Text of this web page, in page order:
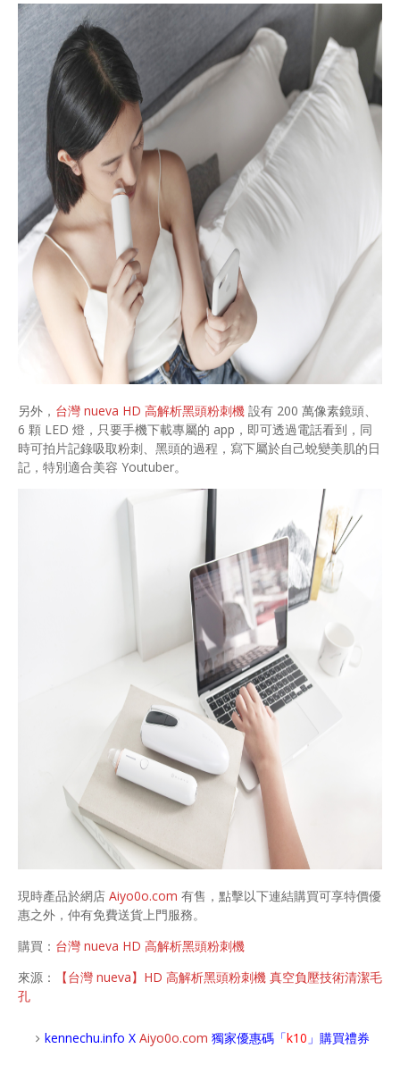
另外， 台灣 nueva HD 高解析黑頭粉刺機 設有 200 萬像素鏡頭、
6 顆 LED 燈，只要手機下載專屬的 app，即可透過電話看到，同
時可拍片記錄吸取粉刺、黑頭的過程，寫下屬於自己蛻變美肌的日
記，特別適合美容 Youtuber。
現時產品於網店 Aiyo0o.com 有售，點擊以下連結購買可享特價優
惠之外，仲有免費送貨上門服務。
購買： 台灣 nueva HD 高解析黑頭粉刺機
來源：
【台灣 nueva】HD 高解析黑頭粉刺機 真空負壓技術清潔毛
孔
kennechu.info X Aiyo0o.com 獨家優惠碼「k10 」購買禮券